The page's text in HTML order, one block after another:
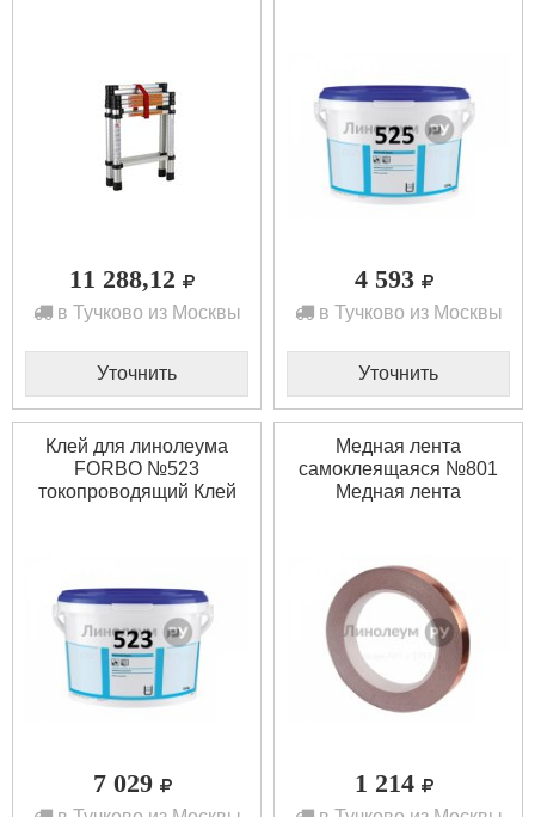
11 288,12
в Тучково из Москвы
Уточнить
4 593
в Тучково из Москвы
Уточнить
Клей для линолеума
FORBO №523
токопроводящий Клей
7 029
Медная лента
cамоклеящаяся №801
Медная лента
1 214